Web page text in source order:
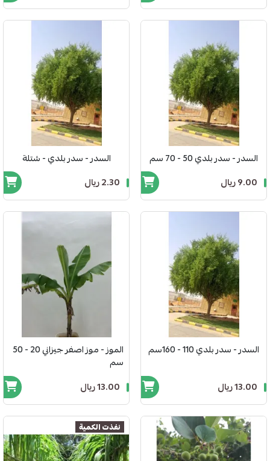
السدر - سدر بلدي 50 - 70 سم
9.00 ريال
السدر - سدر بلدي - شتلة
2.30 ريال
السدر - سدر بلدي 110 - 160سم
13.00 ريال
الموز - موز اصفر جيزاني 20 - 50
سم
13.00 ريال
نفذت الكمية